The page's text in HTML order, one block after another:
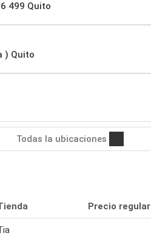
499 Quito
) Quito
Todas la ubicaciones
Precio regular